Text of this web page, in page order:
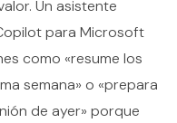
Un asistente
para Microsoft
como «resume los
semana» o «prepara
de ayer» porque